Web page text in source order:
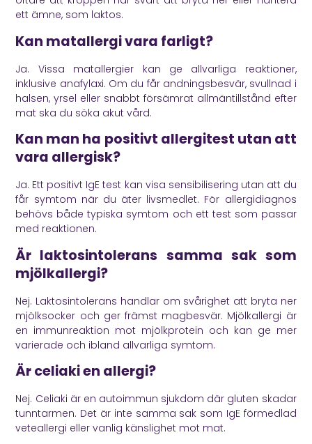
ett ämne, som laktos.
Kan matallergi vara farligt?
Ja. Vissa matallergier kan ge allvarliga reaktioner,
inklusive anafylaxi. Om du får andningsbesvär, svullnad i
halsen, yrsel eller snabbt försämrat allmäntillstånd efter
mat ska du söka akut vård.
Kan man ha positivt allergitest utan att
vara allergisk?
Ja. Ett positivt IgE test kan visa sensibilisering utan att du
får symtom när du äter livsmedlet. För allergidiagnos
behövs både typiska symtom och ett test som passar
med reaktionen.
Är laktosintolerans samma sak som
mjölkallergi?
Nej. Laktosintolerans handlar om svårighet att bryta ner
mjölksocker och ger främst magbesvär. Mjölkallergi är
en immunreaktion mot mjölkprotein och kan ge mer
varierade och ibland allvarliga symtom.
Är celiaki en allergi?
Nej. Celiaki är en autoimmun sjukdom där gluten skadar
tunntarmen. Det är inte samma sak som IgE förmedlad
veteallergi eller vanlig känslighet mot mat.